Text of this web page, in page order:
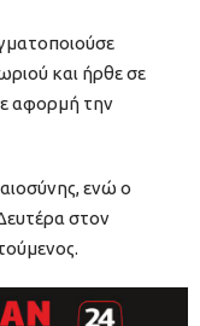
και ήρθε σε
αφορμή την
ενώ ο
στον